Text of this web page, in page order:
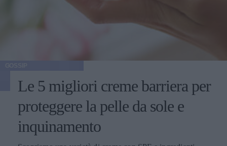
Le 5 migliori creme barriera per
proteggere la pelle da sole e
inquinamento